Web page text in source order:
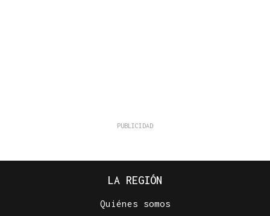
LA REGIÓN
Quiénes somos